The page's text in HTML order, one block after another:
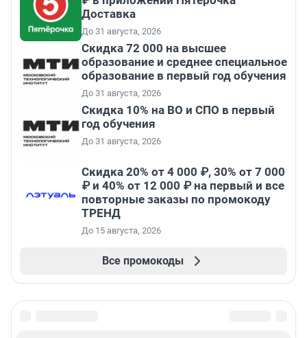
Доставка
До 31 августа, 2026
Скидка 72 000 на высшее
образование и среднее специальное
образование в первый год обучения
До 31 августа, 2026
Скидка 10% на ВО и СПО в первый
год обучения
До 31 августа, 2026
Скидка 20% от 4 000 ₽, 30% от 7 000
₽ и 40% от 12 000 ₽ на первый и все
повторные заказы по промокоду
ТРЕНД
До 15 августа, 2026
Все промокоды